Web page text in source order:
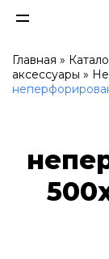
Главная »
аксессуары »